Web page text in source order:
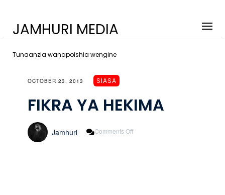
JAMHURI MEDIA
Tunaanzia wanapoishia wengine
OCTOBER 23, 2013 SIASA
FIKRA YA HEKIMA
Jamhuri Comments Off